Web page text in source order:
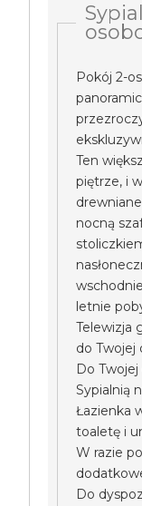
Pokój 2-
Ten
piętrze, i
nocną
letnie
Telewizja
do Twojej
Do
Sypialnią
Łazienka
toaletę i
W razie
Do